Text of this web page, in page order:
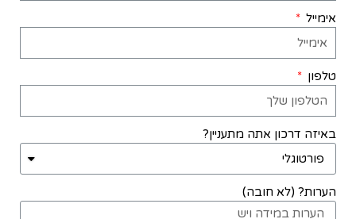
אימייל
טלפון
באיזה דרכון אתה מתעניין?
הערות? (לא חובה)